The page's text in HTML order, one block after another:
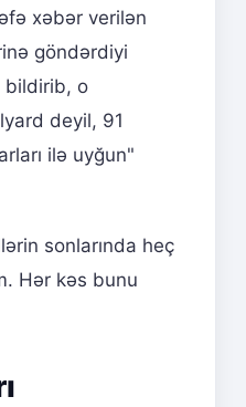
xəbər verilən
göndərdiyi
bildirib, o
deyil, 91
ilə uyğun"
sonlarında heç
Hər kəs bunu